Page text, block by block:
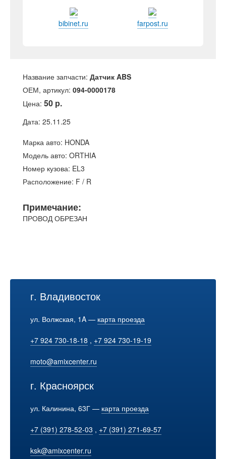
bibinet.ru farpost.ru
Название запчасти: Датчик ABS
ОЕМ, артикул: 094-0000178
Цена: 50 р.
Дата: 25.11.25
Марка авто: HONDA
Модель авто: ORTHIA
Номер кузова: EL3
Расположение: F / R
Примечание:
ПРОВОД ОБРЕЗАН
г. Владивосток
ул. Волжская, 1A — карта проезда
+7 924 730-18-18 , +7 924 730-19-19
moto@amixcenter.ru
г. Красноярск
ул. Калинина, 63Г — карта проезда
+7 (391) 278-52-03 , +7 (391) 271-69-57
ksk@amixcenter.ru